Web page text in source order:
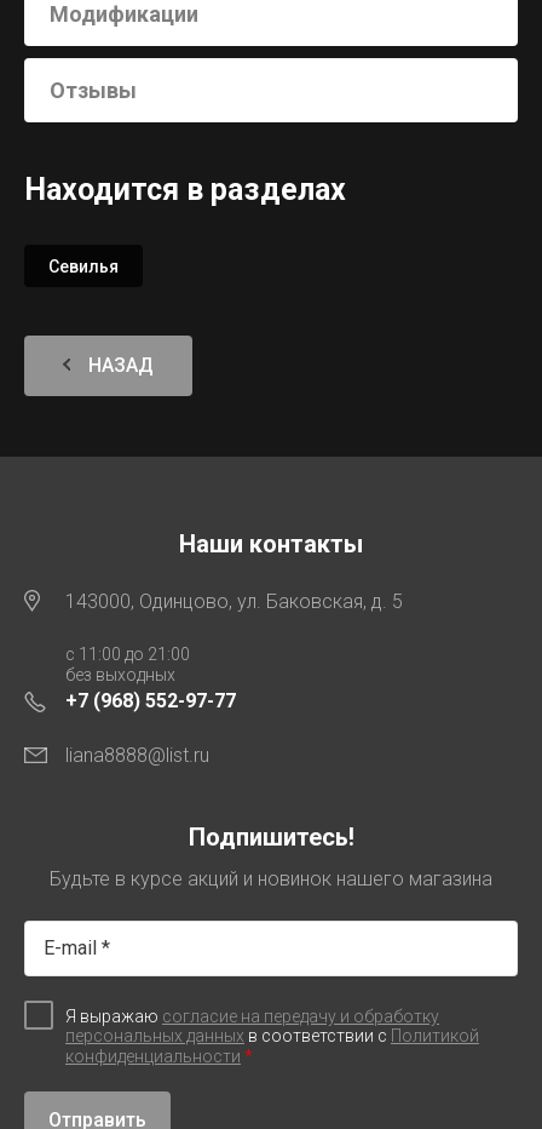
Модификации
Отзывы
Находится в разделах
Севилья
НАЗАД
Наши контакты
143000, Одинцово, ул. Баковская, д. 5
с 11:00 до 21:00
без выходных
+7 (968) 552-97-77
liana8888@list.ru
Подпишитесь!
Будьте в курсе акций и новинок нашего магазина
Я выражаю согласие на передачу и обработку
персональных данных в соответствии с Политикой
конфиденциальности *
Отправить